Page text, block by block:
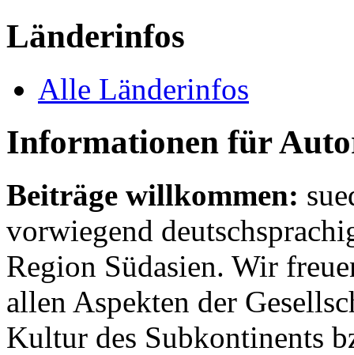
Länderinfos
Alle Länderinfos
Informationen für
Beiträge willkommen:
vorwiegend
Region Südasien. Wir
allen Aspekten der
Kultur des Subkontinents